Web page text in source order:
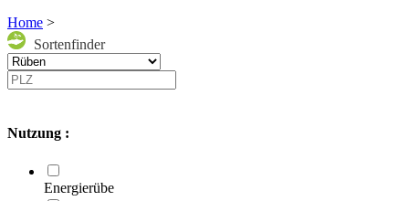
Home >
Sortenfinder
Nutzung :
Energierübe